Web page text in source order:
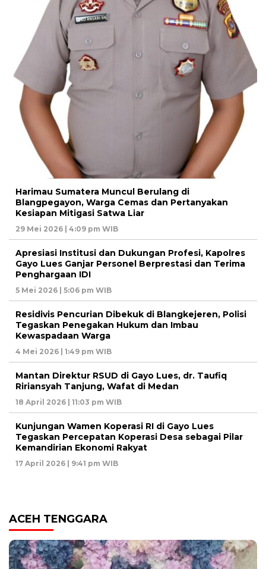
Harimau Sumatera Muncul Berulang di
Blangpegayon, Warga Cemas dan Pertanyakan
Kesiapan Mitigasi Satwa Liar
29 Mei 2026 | 4:09 pm WIB
Apresiasi Institusi dan Dukungan Profesi, Kapolres
Gayo Lues Ganjar Personel Berprestasi dan Terima
Penghargaan IDI
5 Mei 2026 | 5:06 pm WIB
Residivis Pencurian Dibekuk di Blangkejeren, Polisi
Tegaskan Penegakan Hukum dan Imbau
Kewaspadaan Warga
4 Mei 2026 | 1:49 pm WIB
Mantan Direktur RSUD di Gayo Lues, dr. Taufiq
Ririansyah Tanjung, Wafat di Medan
18 April 2026 | 11:03 pm WIB
Kunjungan Wamen Koperasi RI di Gayo Lues
Tegaskan Percepatan Koperasi Desa sebagai Pilar
Kemandirian Ekonomi Rakyat
17 April 2026 | 9:41 pm WIB
ACEH TENGGARA